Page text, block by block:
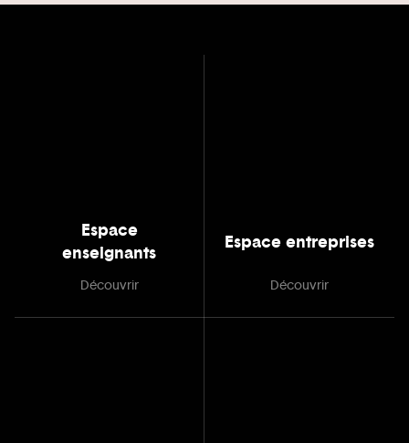
Espace
enseignants
Découvrir
Espace entreprises
Découvrir